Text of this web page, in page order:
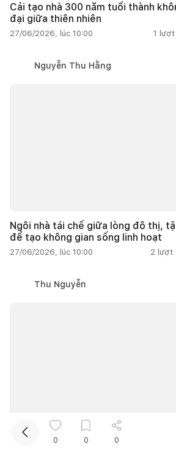
Cải tạo nhà 300 năm tuổi thành
đại giữa thiên nhiên
27/06/2026, lúc 10:00 1 lượt
Nguyễn Thu Hằng
Ngôi nhà tái chế giữa lòng đô thị,
để tạo không gian sống linh hoạt
27/06/2026, lúc 10:00 2 lượt
Thu Nguyễn
Nhà phố Trên 200m2
0 0 0